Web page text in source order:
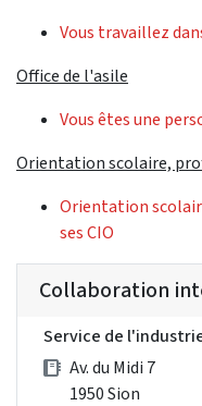
Vous travaillez
Office de l'asile
Vous êtes une
Orientation scolaire,
Orientation
ses CIO
Collaboration
Service de
Av. du Midi 7
1950 Sion